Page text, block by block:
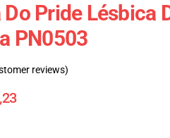
Pride Lésbica
PN0503
reviews)